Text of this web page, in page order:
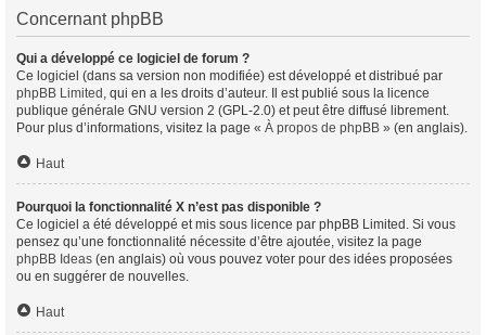
Concernant phpBB
Qui a développé ce logiciel de forum ?
Ce logiciel (dans sa version non modifiée) est développé et distribué par
phpBB Limited , qui en a les droits d’auteur. Il est publié sous la licence
publique générale GNU version 2 (GPL-2.0) et peut être diffusé librement.
Pour plus d’informations, visitez la page « À propos de phpBB » (en anglais).
Haut
Pourquoi la fonctionnalité X n’est pas disponible ?
Ce logiciel a été développé et mis sous licence par phpBB Limited. Si vous
pensez qu’une fonctionnalité nécessite d’être ajoutée, visitez la page
phpBB Ideas (en anglais) où vous pouvez voter pour des idées proposées
ou en suggérer de nouvelles.
Haut